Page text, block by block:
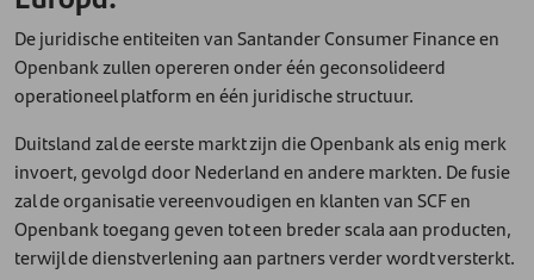
De juridische entiteiten van Santander Consumer Finance en
Openbank zullen opereren onder één geconsolideerd
operationeel platform en één juridische structuur.
Duitsland zal de eerste markt zijn die Openbank als enig merk
invoert, gevolgd door Nederland en andere markten. De fusie
zal de organisatie vereenvoudigen en klanten van SCF en
Openbank toegang geven tot een breder scala aan producten,
terwijl de dienstverlening aan partners verder wordt versterkt.